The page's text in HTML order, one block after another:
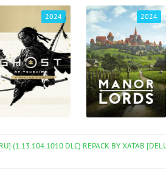
2024 2023
(1.13.104.1010 DLC) REPACK BY XATAB